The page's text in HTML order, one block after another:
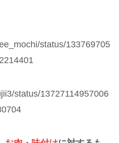
status/133769705
status/13727114957006